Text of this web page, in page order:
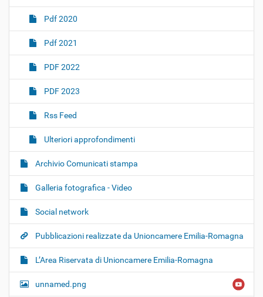
Pdf 2020
Pdf 2021
PDF 2022
PDF 2023
Rss Feed
Ulteriori approfondimenti
Archivio Comunicati stampa
Galleria fotografica - Video
Social network
Pubblicazioni realizzate da Unioncamere Emilia-Romagna
L’Area Riservata di Unioncamere Emilia-Romagna
unnamed.png